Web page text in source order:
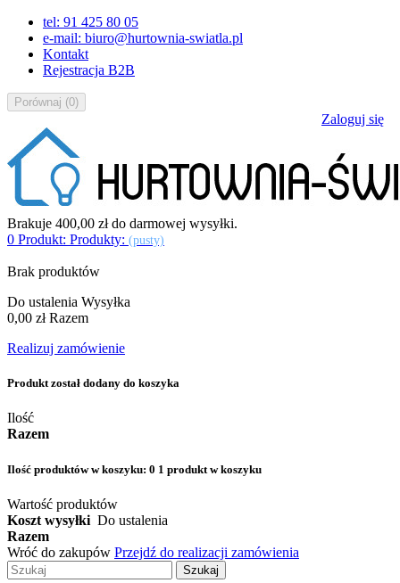
tel: 91 425 80 05
e-mail: biuro@hurtownia-swiatla.pl
Kontakt
Rejestracja B2B
Porównaj (0)
Zaloguj się
Brakuje 400,00 złdo darmowej wysyłki.
0 Produkt: Produkty: (pusty)
Brak produktów
Do ustalenia Wysyłka
0,00 zł Razem
Realizuj zamówienie
Produkt został dodany do koszyka
Ilość
Razem
Ilość produktów w koszyku: 0 1 produkt w koszyku
Wartość produktów
Koszt wysyłki Do ustalenia
Razem
Wróć do zakupów Przejdź do realizacji zamówienia
Szukaj